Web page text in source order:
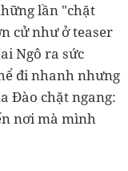
lần "chặt
cử như ở teaser
Ngô ra sức
đi nhanh nhưng
Đào chặt ngang:
nơi mà mình